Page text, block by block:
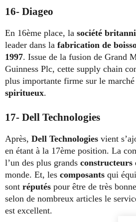
16- Diageo
En 16ème place, la société
leader dans la fabrication de
1997. Issue de la fusion de Grand
Guinness Plc, cette supply chain
plus importante firme sur le marché
spiritueux.
17- Dell Technologies
Après, Dell Technologies vient
en étant à la 17ème position. La
l’un des plus grands constructeurs
monde. Et, les composants qui
sont réputés pour être de très
selon de nombreux articles le
est excellent.